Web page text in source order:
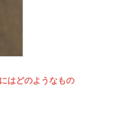
はどのようなもの